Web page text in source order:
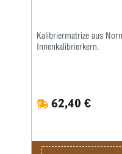
Kalibriermatrize aus
Innenkalibrierkern.
62,40 €